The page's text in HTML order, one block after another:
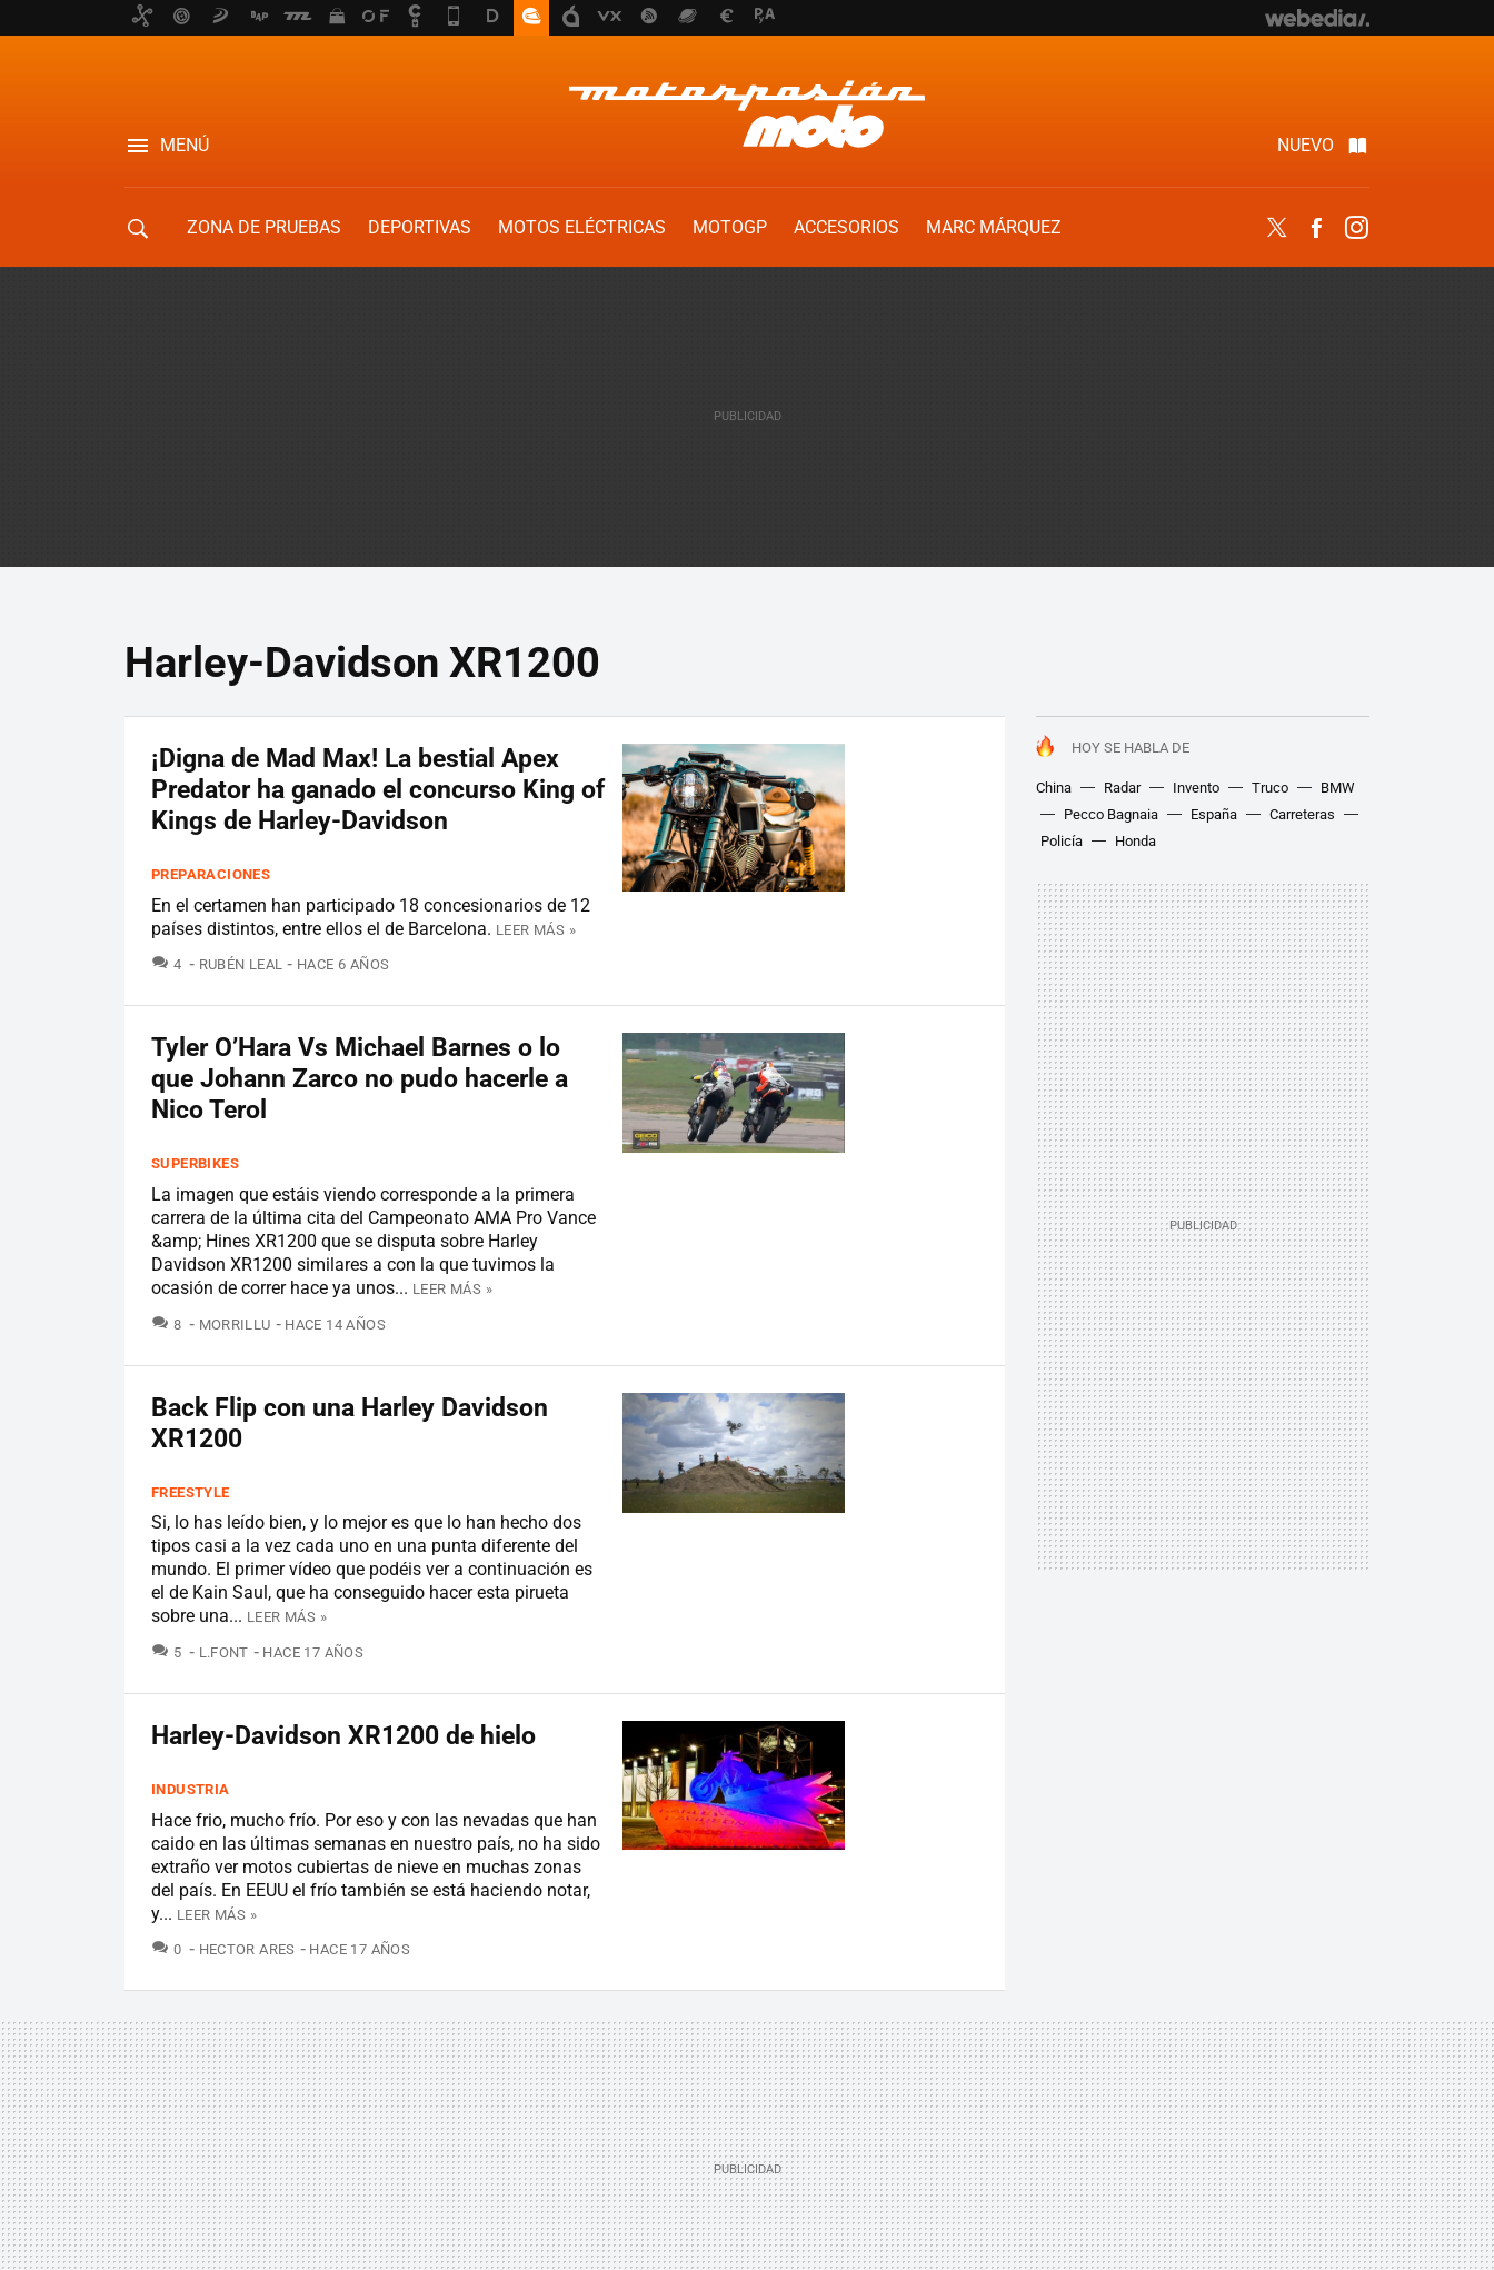
MENÚ NUEVO
ZONA DE PRUEBAS DEPORTIVAS MOTOS ELÉCTRICAS MOTOGP ACCESORIOS
MARC MÁRQUEZ
Twitter Facebook
Harley-Davidson XR1200
HOY SE HABLA DE
China Radar Invento Truco
BMW
Pecco Bagnaia
España
Carreteras
Policía
Honda
¡Digna de Mad Max! La bestial Apex
Predator ha ganado el concurso King of
Kings de Harley-Davidson
PREPARACIONES
En el certamen han participado 18 concesionarios de 12
países distintos, entre ellos el de Barcelona. LEER MÁS »
4 COMENTARIOS
RUBÉN LEAL HACE 6 AÑOS
Tyler O’Hara Vs Michael Barnes o lo
que Johann Zarco no pudo hacerle a
Nico Terol
SUPERBIKES
La imagen que estáis viendo corresponde a la primera
carrera de la última cita del Campeonato AMA Pro Vance
&amp; Hines XR1200 que se disputa sobre Harley
Davidson XR1200 similares a con la que tuvimos la
ocasión de correr hace ya unos... LEER MÁS »
8 COMENTARIOS
MORRILLU HACE 14 AÑOS
Back Flip con una Harley Davidson
XR1200
FREESTYLE
Si, lo has leído bien, y lo mejor es que lo han hecho dos
tipos casi a la vez cada uno en una punta diferente del
mundo. El primer vídeo que podéis ver a continuación es
el de Kain Saul, que ha conseguido hacer esta pirueta
sobre una... LEER MÁS »
5 COMENTARIOS
L.FONT HACE 17 AÑOS
Harley-Davidson XR1200 de hielo
INDUSTRIA
Hace frio, mucho frío. Por eso y con las nevadas que han
caido en las últimas semanas en nuestro país, no ha sido
extraño ver motos cubiertas de nieve en muchas zonas
del país. En EEUU el frío también se está haciendo notar,
y... LEER MÁS »
0 COMENTARIOS
HECTOR ARES HACE 17 AÑOS